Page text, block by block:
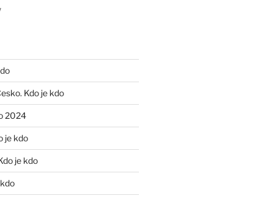
Kdo je kdo
2024
je kdo
je kdo